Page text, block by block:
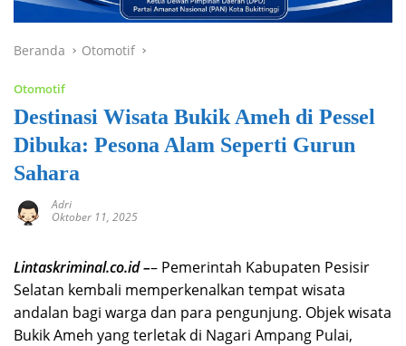
Beranda Otomotif
Otomotif
Destinasi Wisata Bukik Ameh di Pessel
Dibuka: Pesona Alam Seperti Gurun
Sahara
Adri
Oktober 11, 2025
Lintaskriminal.co.id –– Pemerintah Kabupaten Pesisir
Selatan kembali memperkenalkan tempat wisata
andalan bagi warga dan para pengunjung. Objek wisata
Bukik Ameh yang terletak di Nagari Ampang Pulai,